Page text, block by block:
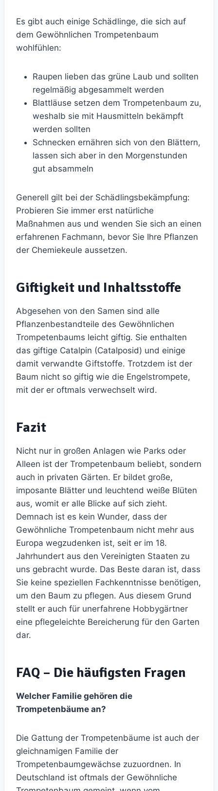
Es gibt auch einige Schädlinge, die sich auf
dem Gewöhnlichen Trompetenbaum
wohlfühlen:
Raupen lieben das grüne Laub und sollten
regelmäßig abgesammelt werden
Blattläuse setzen dem Trompetenbaum zu,
weshalb sie mit Hausmitteln bekämpft
werden sollten
Schnecken ernähren sich von den Blättern,
lassen sich aber in den Morgenstunden
gut absammeln
Generell gilt bei der Schädlingsbekämpfung:
Probieren Sie immer erst natürliche
Maßnahmen aus und wenden Sie sich an einen
erfahrenen Fachmann, bevor Sie Ihre Pflanzen
der Chemiekeule aussetzen.
Giftigkeit und Inhaltsstoffe
Abgesehen von den Samen sind alle
Pflanzenbestandteile des Gewöhnlichen
Trompetenbaums leicht giftig. Sie enthalten
das giftige Catalpin (Catalposid) und einige
damit verwandte Giftstoffe. Trotzdem ist der
Baum nicht so giftig wie die Engelstrompete,
mit der er oftmals verwechselt wird.
Fazit
Nicht nur in großen Anlagen wie Parks oder
Alleen ist der Trompetenbaum beliebt, sondern
auch in privaten Gärten. Er bildet große,
imposante Blätter und leuchtend weiße Blüten
aus, womit er alle Blicke auf sich zieht.
Demnach ist es kein Wunder, dass der
Gewöhnliche Trompetenbaum nicht mehr aus
Europa wegzudenken ist, seit er im 18.
Jahrhundert aus den Vereinigten Staaten zu
uns gebracht wurde. Das Beste daran ist, dass
Sie keine speziellen Fachkenntnisse benötigen,
um den Baum zu pflegen. Aus diesem Grund
stellt er auch für unerfahrene Hobbygärtner
eine pflegeleichte Bereicherung für den Garten
dar.
FAQ – Die häufigsten Fragen
Welcher Familie gehören die
Trompetenbäume an?
Die Gattung der Trompetenbäume ist auch der
gleichnamigen Familie der
Trompetenbaumgewächse zuzuordnen. In
Deutschland ist oftmals der Gewöhnliche